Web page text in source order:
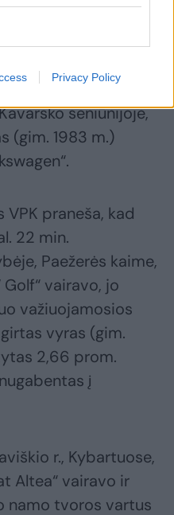
Privacy Policy
29 min. Zarasų r.,
(1,58 prom.) vyras
seniūnijoje,
(gim. 1983 m.)
praneša, kad
22 min.
Paežerės kaime,
vairavo, jo
važiuojamosios
vyras (gim.
2,66 prom.
į
r., Kybartuose,
Altea“ vairavo ir
namo tvoros vartus